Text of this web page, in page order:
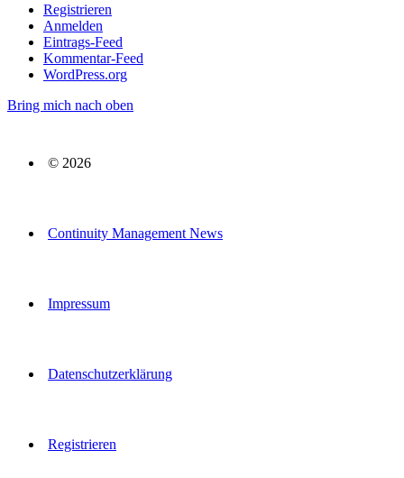
Registrieren
Anmelden
Eintrags-Feed
Kommentar-Feed
WordPress.org
Bring mich nach oben
© 2026
Continuity Management News
Impressum
Datenschutzerklärung
Registrieren